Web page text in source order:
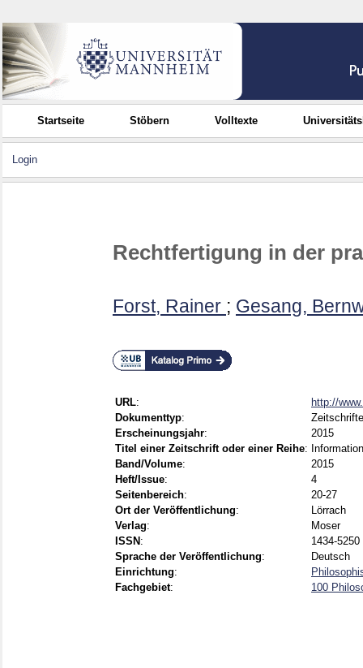
Startseite Stöbern Volltexte
Login
Rechtfertigung in der
Forst, Rainer ; Gesang,
URL:
http://
Dokumenttyp:
Erscheinungsjahr:
2015
Titel einer Zeitschrift oder einer Reihe:
Band/Volume:
2015
Heft/Issue:
4
Seitenbereich:
20-27
Ort der Veröffentlichung:
Lörrach
Verlag:
Moser
ISSN :
1434-
Sprache der Veröffentlichung:
Deutsch
Einrichtung:
Fachgebiet: 100